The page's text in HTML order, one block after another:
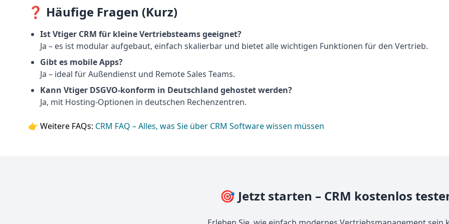
❓ Häufige Fragen (Kurz)
Ist Vtiger CRM für kleine Vertriebsteams geeignet?
Ja – es ist modular aufgebaut, einfach skalierbar und bietet alle wichtigen Funktionen für den Vertrieb.
Gibt es mobile Apps?
Ja – ideal für Außendienst und Remote Sales Teams.
Kann Vtiger DSGVO-konform in Deutschland gehostet werden?
Ja, mit Hosting-Optionen in deutschen Rechenzentren.
👉 Weitere FAQs: CRM FAQ – Alles, was Sie über CRM Software wissen müssen
🎯 Jetzt starten – CRM kostenlos